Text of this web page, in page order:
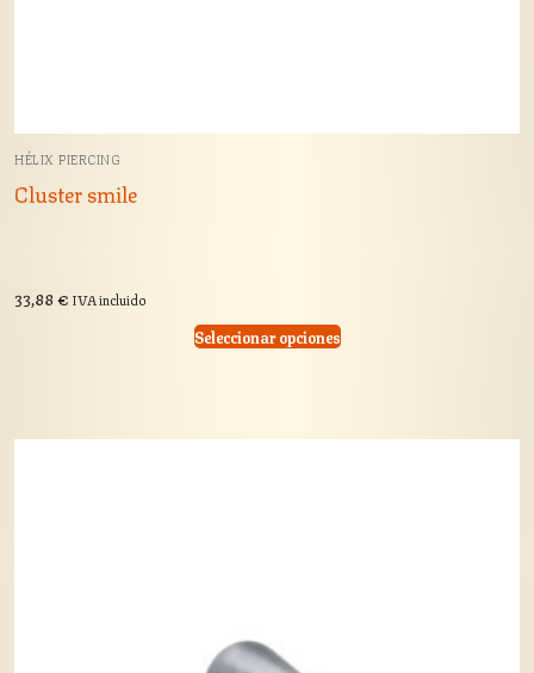
HÉLIX PIERCING
Cluster smile
33,88€ IVA incluido
Seleccionar opciones